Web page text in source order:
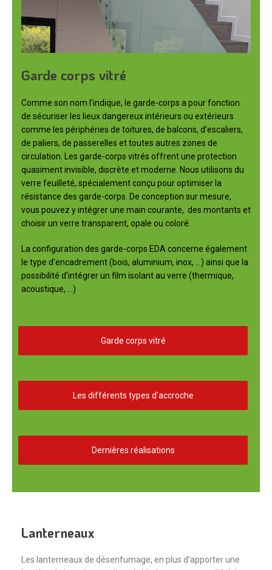
Garde corps vitré
Comme son nom l’indique, le garde-corps a pour fonction
de sécuriser les lieux dangereux intérieurs ou extérieurs
comme les périphéries de toitures, de balcons, d’escaliers,
de paliers, de passerelles et toutes autres zones de
circulation. Les garde-corps vitrés offrent une protection
quasiment invisible, discrète et moderne. Nous utilisons du
verre feuilleté, spécialement conçu pour optimiser la
résistance des garde-corps. De conception sur mesure,
vous pouvez y intégrer une main courante, des montants et
choisir un verre transparent, opale ou coloré.
La configuration des garde-corps EDA concerne également
le type d’encadrement (bois, aluminium, inox, …) ainsi que la
possibilité d’intégrer un film isolant au verre (thermique,
acoustique, …)
Garde corps vitré
Les différents types d’accroche
Dernières réalisations
Lanterneaux
Les lanterneaux de désenfumage, en plus d’apporter une